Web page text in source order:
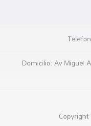
Domicilio: Av Miguel